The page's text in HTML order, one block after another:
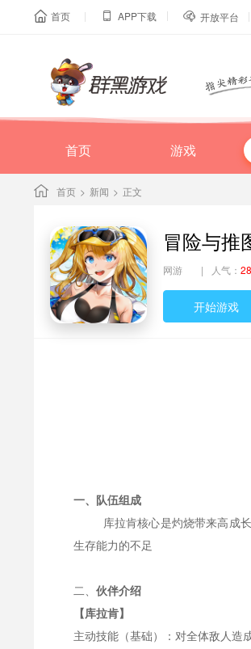
 首页 |  APP下载 |  开放平台 |
首页 游戏
首页 > 新闻 > 正文
冒险与推
网游 | 人气：
开始游戏
一、队伍组成
库拉肯核心是灼烧带来高成
生存能力的不足
二、 伙伴介绍
【库拉肯】
主动技能（基础）：对全体敌人造